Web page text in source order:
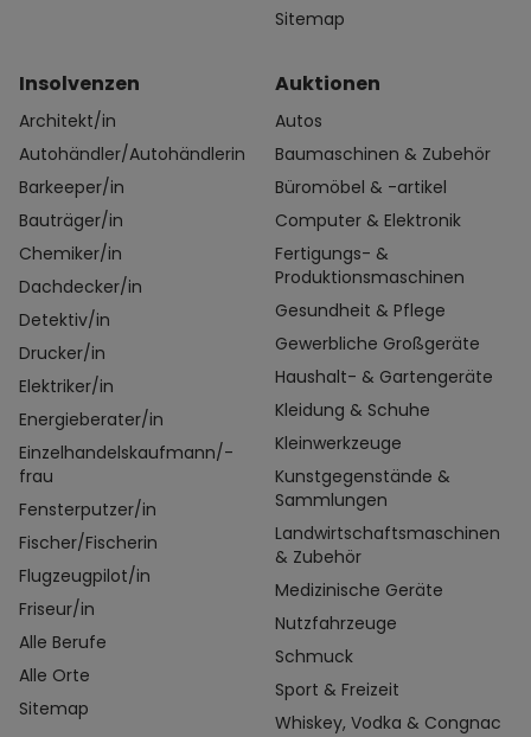
Sitemap
Insolvenzen
Architekt/in
Autohändler/Autohändlerin
Barkeeper/in
Bauträger/in
Chemiker/in
Dachdecker/in
Detektiv/in
Drucker/in
Elektriker/in
Energieberater/in
Einzelhandelskaufmann/-
frau
Fensterputzer/in
Fischer/Fischerin
Flugzeugpilot/in
Friseur/in
Alle Berufe
Alle Orte
Sitemap
Auktionen
Autos
Baumaschinen & Zubehör
Büromöbel & -artikel
Computer & Elektronik
Fertigungs- &
Produktionsmaschinen
Gesundheit & Pflege
Gewerbliche Großgeräte
Haushalt- & Gartengeräte
Kleidung & Schuhe
Kleinwerkzeuge
Kunstgegenstände &
Sammlungen
Landwirtschaftsmaschinen
& Zubehör
Medizinische Geräte
Nutzfahrzeuge
Schmuck
Sport & Freizeit
Whiskey, Vodka & Congnac